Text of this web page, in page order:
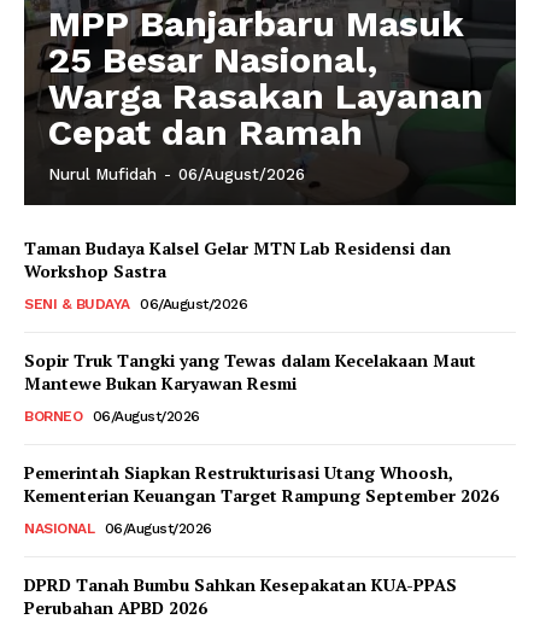
MPP Banjarbaru Masuk
25 Besar Nasional,
Warga Rasakan Layanan
Cepat dan Ramah
Nurul Mufidah - 06/August/2026
Taman Budaya Kalsel Gelar MTN Lab Residensi dan
Workshop Sastra
SENI & BUDAYA 06/August/2026
Sopir Truk Tangki yang Tewas dalam Kecelakaan Maut
Mantewe Bukan Karyawan Resmi
BORNEO 06/August/2026
Pemerintah Siapkan Restrukturisasi Utang Whoosh,
Kementerian Keuangan Target Rampung September 2026
NASIONAL 06/August/2026
DPRD Tanah Bumbu Sahkan Kesepakatan KUA-PPAS
Perubahan APBD 2026